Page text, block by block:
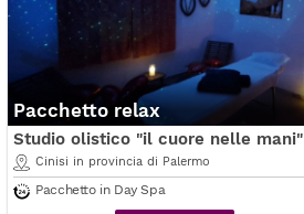
Pacchetto relax
Studio olistico "il cuore nelle mani"
Cinisi in provincia di Palermo
Pacchetto in Day Spa